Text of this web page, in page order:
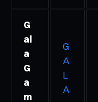
G
al
a
G
a
m
G
A
L
A